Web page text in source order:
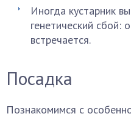
Иногда кустарник
генетический сбой:
встречается.
Посадка
Познакомимся с